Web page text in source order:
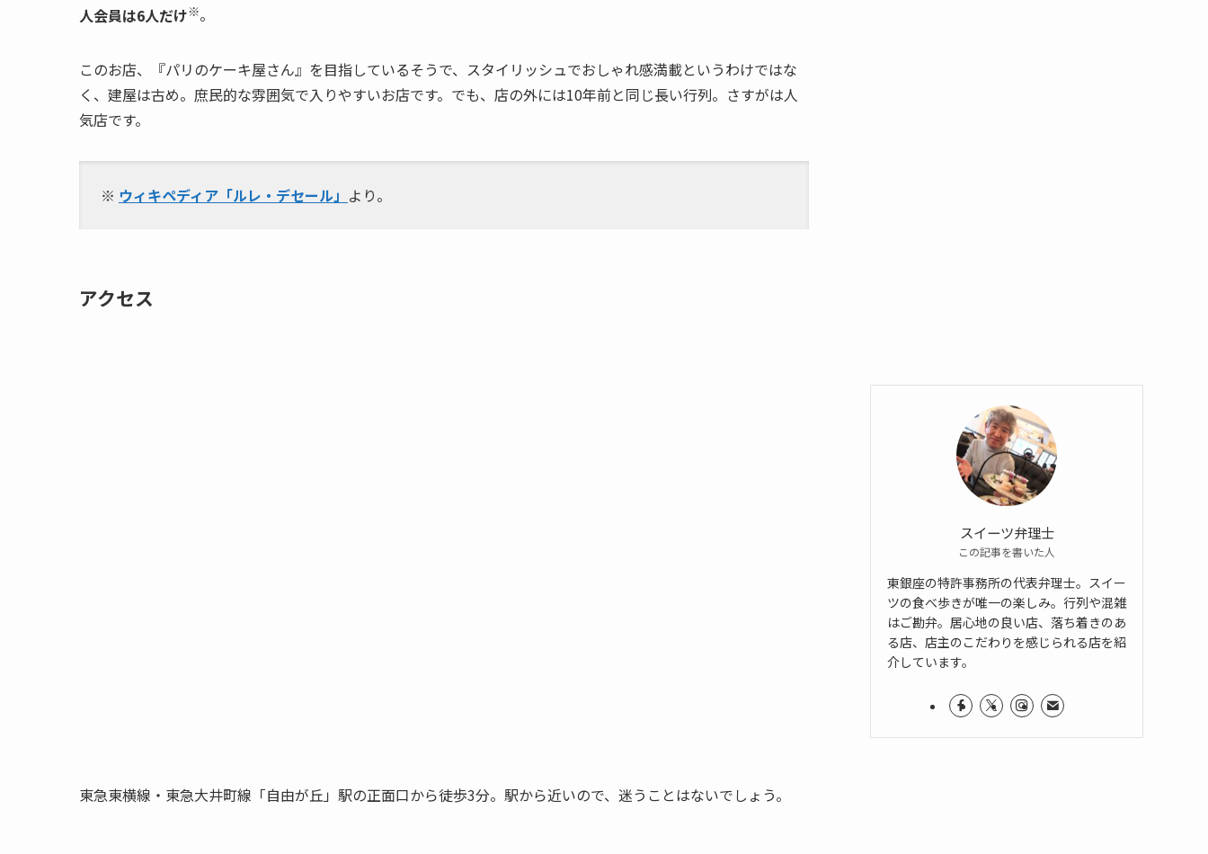
人会員は6人だけ※。
このお店、『パリのケーキ屋さん』を目指しているそうで、スタイリッシュでおしゃれ感満載というわけではな
く、建屋は古め。庶民的な雰囲気で入りやすいお店です。でも、店の外には10年前と同じ長い行列。さすがは人
気店です。
※ ウィキペディア「ルレ・デセール」 より。
アクセス
東急東横線・東急大井町線「自由が丘」駅の正面口から徒歩3分。駅から近いので、迷うことはないでしょう。
スイーツ弁理士
この記事を書いた人
東銀座の特許事務所の代表弁理士。スイー
ツの食べ歩きが唯一の楽しみ。行列や混雑
はご勘弁。居心地の良い店、落ち着きのあ
る店、店主のこだわりを感じられる店を紹
介しています。